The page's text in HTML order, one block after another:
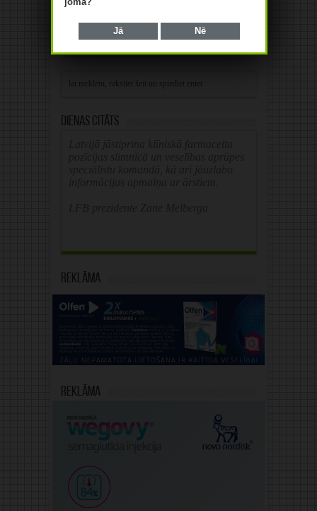
browser for the next time I comment.
Dienas citāts
Reklāma
Reklāma
Jā Nē